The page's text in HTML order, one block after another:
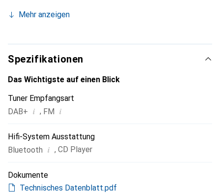
bietet einen wunderbar ausdrucksvollen und dynamischen
hochauflösenden Audioformaten. Die hochwertigen 3-
Wege Lautsprecher mit Seidenmembran-Hochtöner für
Frequenzen bis 50 kHz ermöglichen eine sehr
ausgewogene Klangqualität.
Mehr anzeigen
Spezifikationen
Das Wichtigste auf einen Blick
Tuner Empfangsart
DAB+ i , FM i
Hifi-System Ausstattung
Bluetooth i , CD Player
Dokumente
Technisches Datenblatt.pdf